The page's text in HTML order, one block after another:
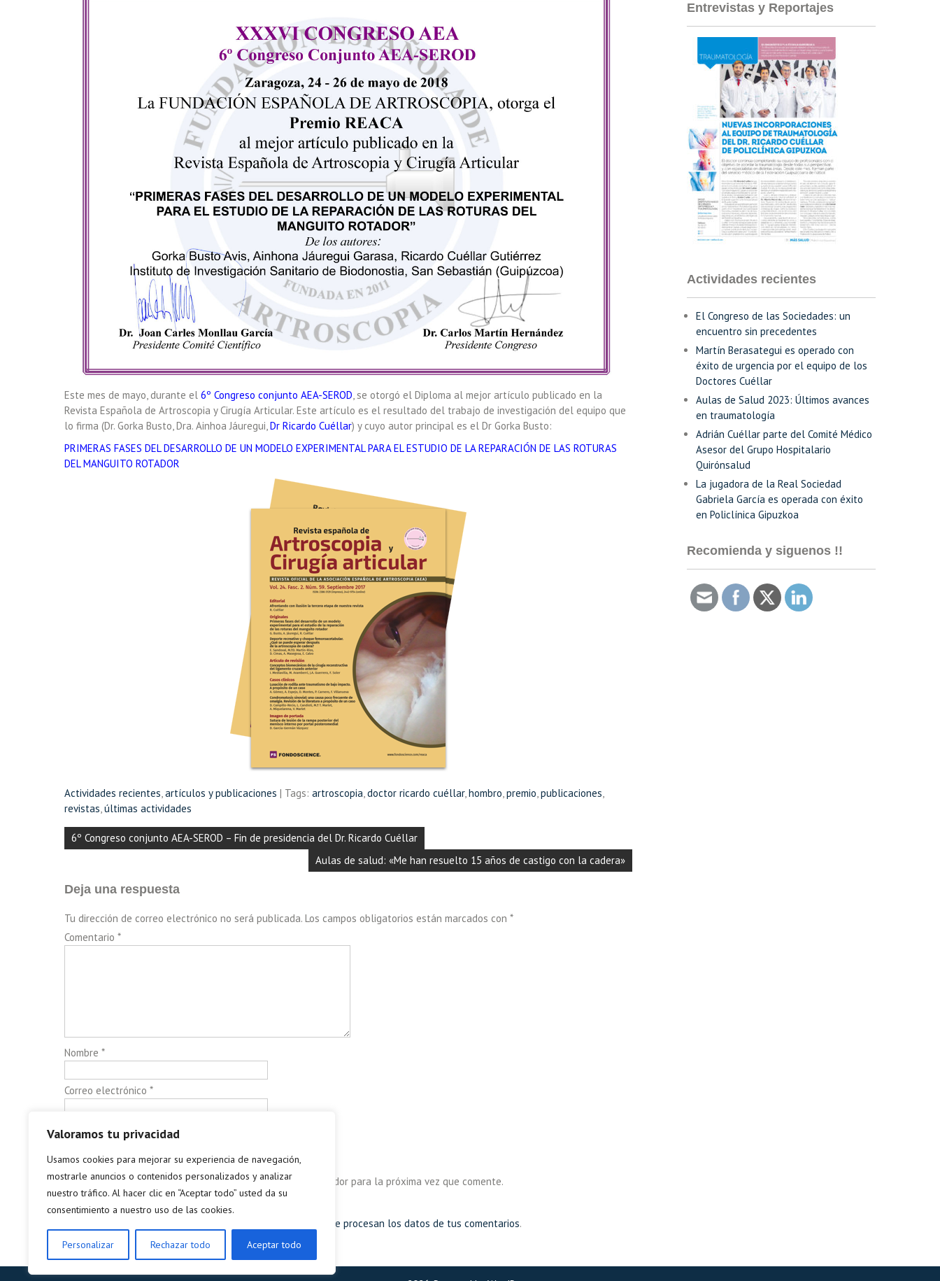
Valoramos tu privacidad
Usamos cookies para mejorar su experiencia de navegación,
mostrarle anuncios o contenidos personalizados y analizar
nuestro tráfico. Al hacer clic en “Aceptar todo” usted da su
consentimiento a nuestro uso de las cookies.
Personalizar Rechazar todo Aceptar todo
Este mes de mayo, durante el 6º Congreso conjunto AEA-SEROD , se otorgó el Diploma al mejor artículo publicado en la
Revista Española de Artroscopia y Cirugía Articular. Este artículo es el resultado del trabajo de investigación del equipo que
lo firma (Dr. Gorka Busto, Dra. Ainhoa Jáuregui, Dr Ricardo Cuéllar) y cuyo autor principal es el Dr Gorka Busto:
PRIMERAS FASES DEL DESARROLLO DE UN MODELO EXPERIMENTAL PARA EL ESTUDIO DE LA REPARACIÓN DE LAS ROTURAS
DEL MANGUITO ROTADOR
Actividades recientes artículos y publicaciones | Tags: artroscopia doctor ricardo cuéllar, hombro premio publicaciones
revistas últimas actividades
Navegación
de
6º Congreso conjunto AEA-SEROD – Fin de presidencia del Dr. Ricardo Cuéllar
Aulas de salud: «Me han resuelto 15 años de castigo con la cadera»
Deja una respuesta
Tu dirección de correo electrónico no será publicada. Los campos obligatorios están marcados con *
Comentario *
Nombre *
Correo electrónico *
Guarda mi nombre, correo electrónico y web en este navegador para la próxima vez que comente.
Aprende cómo se procesan los datos de tus comentarios.
Entrevistas y Reportajes
Actividades recientes
El Congreso de las Sociedades: un
encuentro sin precedentes
Martín Berasategui es operado con
éxito de urgencia por el equipo de los
Doctores Cuéllar
Aulas de Salud 2023: Últimos avances
en traumatología
Adrián Cuéllar parte del Comité Médico
Asesor del Grupo Hospitalario
Quirónsalud
La jugadora de la Real Sociedad
Gabriela García es operada con éxito
en Policlínica Gipuzkoa
Recomienda y siguenos !!